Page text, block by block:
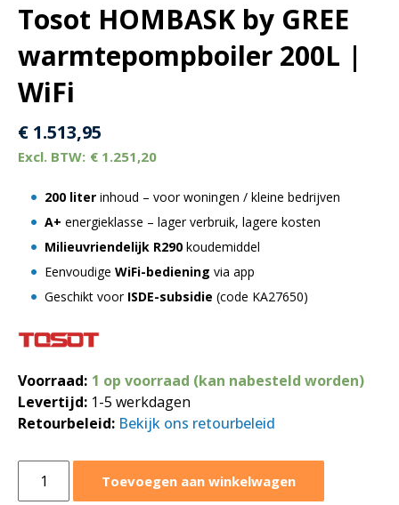
Tosot HOMBASK by GREE
warmtepompboiler 200L |
WiFi
€ 1.513,95
€ 1.251,20
200 liter inhoud – voor woningen / kleine bedrijven
A+ energieklasse – lager verbruik, lagere kosten
Milieuvriendelijk R290 koudemiddel
Eenvoudige WiFi-bediening via app
Geschikt voor ISDE-subsidie (code KA27650)
Voorraad: 1 op voorraad (kan nabesteld worden)
Levertijd: 1-5 werkdagen
Retourbeleid: Bekijk ons retourbeleid
HOMBASK
Toevoegen aan winkelwagen